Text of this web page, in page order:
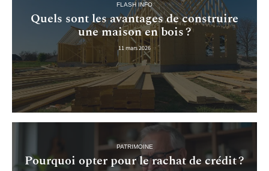
FLASH INFO
Quels sont les avantages de construire
une maison en bois ?
11 mars 2026
PATRIMOINE
Pourquoi opter pour le rachat de crédit ?